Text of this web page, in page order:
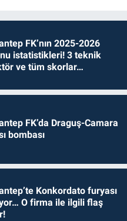
FK’nın 2025-2026
istatistikleri! 3 teknik
ve tüm skorlar…
FK’da Draguş-Camara
bombası
Konkordato furyası
O firma ile ilgili flaş